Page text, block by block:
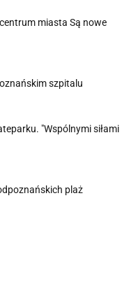
miasta Są nowe
szpitalu
"Wspólnymi siłami
plaż